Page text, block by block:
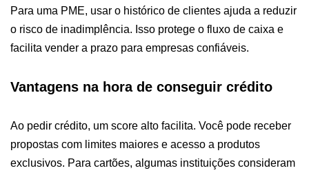
Para uma PME, usar o histórico de clientes ajuda a reduzir
o risco de inadimplência. Isso protege o fluxo de caixa e
facilita vender a prazo para empresas confiáveis.
Vantagens na hora de conseguir crédito
Ao pedir crédito, um score alto facilita. Você pode receber
propostas com limites maiores e acesso a produtos
exclusivos. Para cartões, algumas instituições consideram